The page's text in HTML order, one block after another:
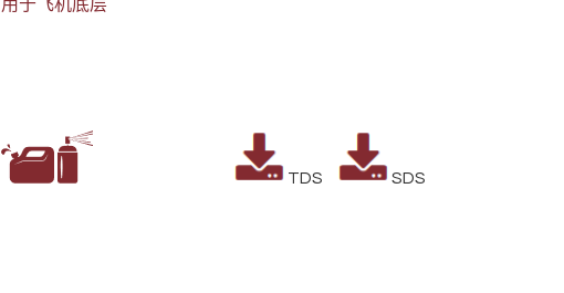
用于飞机底层
TDS SDS